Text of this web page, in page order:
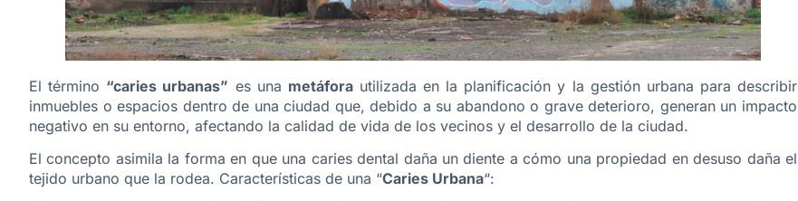
El término “caries urbanas” es una metáforautilizada en la planificación y la gestión urbana para describir
inmuebles o espacios dentro de una ciudad que, debido a su abandono o grave deterioro, generan un impacto
negativo en su entorno, afectando la calidad de vida de los vecinos y el desarrollo de la ciudad.
El concepto asimila la forma en que una caries dental daña un diente a cómo una propiedad en desuso daña el
tejido urbano que la rodea. Características de una “Caries Urbana“: